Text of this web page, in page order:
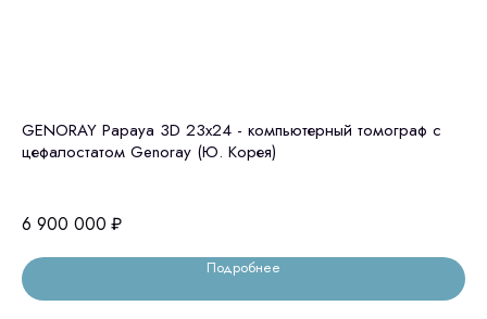
GENORAY Papaya 3D 23x24 - компьютерный томограф с
цефалостатом Genoray (Ю. Корея)
6 900 000 ₽
Подробнее